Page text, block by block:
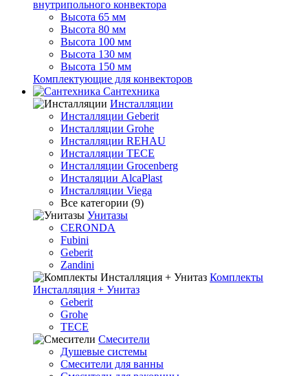
внутрипольного конвектора
Высота 65 мм
Высота 80 мм
Высота 100 мм
Высота 130 мм
Высота 150 мм
Комплектующие для конвекторов
Сантехника
Инсталляции
Инсталляции Geberit
Инсталляции Grohe
Инсталляции REHAU
Инсталляции TECE
Инсталляции Grocenberg
Инсталяции AlcaPlast
Инсталляции Viega
Все категории (9)
Унитазы
CERONDA
Fubini
Geberit
Zandini
Комплекты
Инсталляция + Унитаз
Geberit
Grohe
TECE
Смесители
Душевые системы
Смесители для ванны